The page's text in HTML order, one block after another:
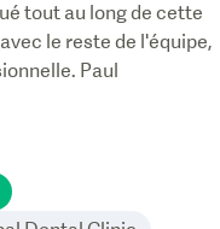
tout au long de cette
le reste de l'équipe,
Paul